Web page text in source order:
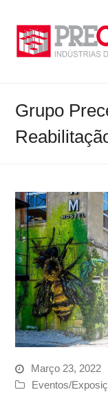
Grupo
Março 23, 2022
Eventos/